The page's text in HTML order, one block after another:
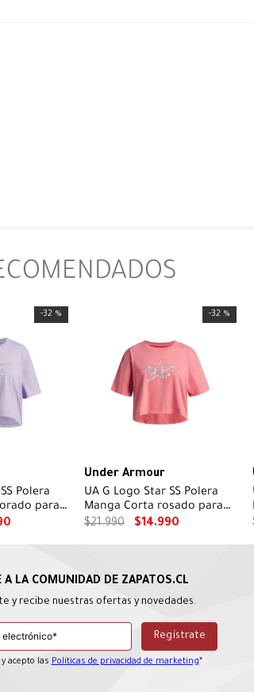
-32 %
Polera
para
-32 %
Under Armour
UA G Logo Star SS Polera
Manga Corta rosado para
niña
$21.990 $14.990
y recibe nuestras ofertas y novedades.
acepto las Políticas de privacidad de marketing*